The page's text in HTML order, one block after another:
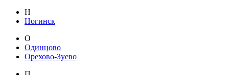
Н
Ногинск
О
Одинцово
Орехово-Зуево